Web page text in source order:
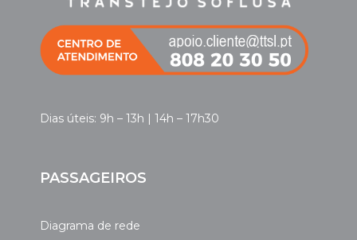
Dias úteis: 9h – 13h | 14h – 17h30
PASSAGEIROS
Diagrama de rede